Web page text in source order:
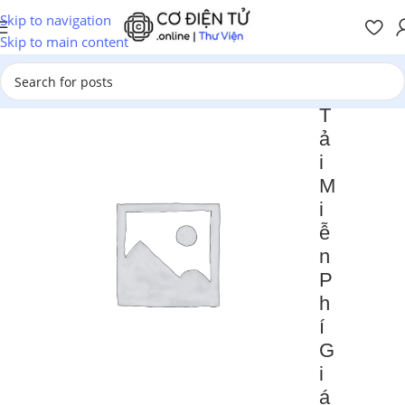
Skip to navigation
Skip to main content
T
ả
i
M
i
ễ
n
P
h
í
G
i
á